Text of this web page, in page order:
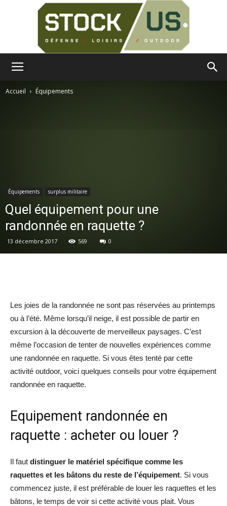
Accueil Équipements
Équipements surplus militaire
Quel équipement pour une
randonnée en raquette ?
13 décembre 2017 569 0
Les joies de la randonnée ne sont pas réservées au printemps
ou à l’été. Même lorsqu’il neige, il est possible de partir en
excursion à la découverte de merveilleux paysages. C’est
même l’occasion de tenter de nouvelles expériences comme
une randonnée en raquette. Si vous êtes tenté par cette
activité outdoor, voici quelques conseils pour votre équipement
randonnée en raquette.
Equipement randonnée en
raquette : acheter ou louer ?
Il faut distinguer le matériel spécifique comme les
raquettes et les bâtons du reste de l’équipement. Si vous
commencez juste, il est préférable de louer les raquettes et les
bâtons, le temps de voir si cette activité vous plait. Vous